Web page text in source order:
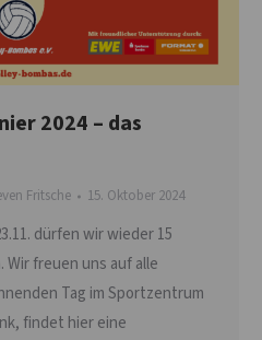
2024 – das
Fritsche 15. Oktober 2024
dürfen wir wieder 15
Wir freuen uns auf alle
Tag im Sportzentrum
findet hier eine